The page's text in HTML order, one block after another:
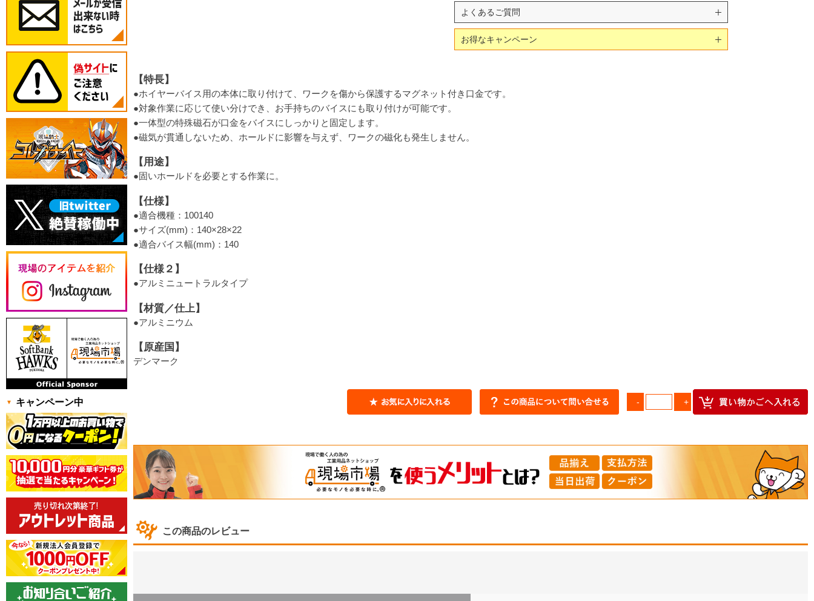
よくあるご質問
お得なキャンペーン
【特長】
●ホイヤーバイス用の本体に取り付けて、ワークを傷から保護するマグネット付き口金です。
●対象作業に応じて使い分けでき、お手持ちのバイスにも取り付けが可能です。
●一体型の特殊磁石が口金をバイスにしっかりと固定します。
●磁気が貫通しないため、ホールドに影響を与えず、ワークの磁化も発生しません。
【用途】
●固いホールドを必要とする作業に。
【仕様】
●適合機種：100140
●サイズ(mm)：140×28×22
●適合バイス幅(mm)：140
【仕様２】
●アルミニュートラルタイプ
【材質／仕上】
●アルミニウム
【原産国】
デンマーク
この商品のレビュー
キャンペーン中